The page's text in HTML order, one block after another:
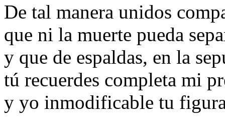
De tal manera unidos
que ni la muerte pueda
y que de espaldas, en la
tú recuerdes completa mi
y yo inmodificable tu